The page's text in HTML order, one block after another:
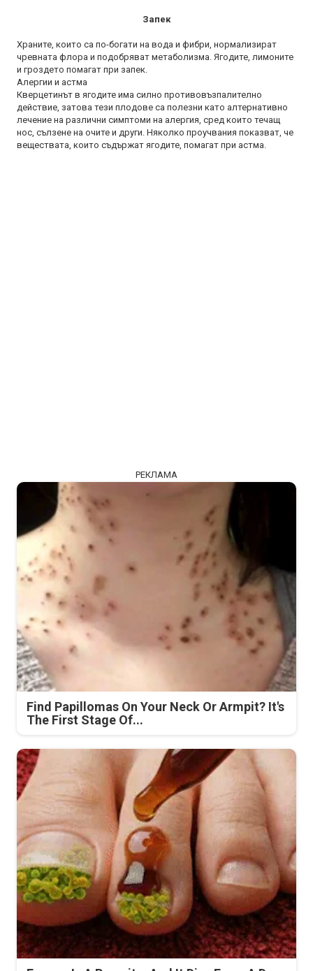
Запек
Храните, които са по-богати на вода и фибри, нормализират
чревната флора и подобряват метаболизма. Ягодите, лимоните
и гроздето помагат при запек.
Алергии и астма
Кверцетинът в ягодите има силно противовъзпалително
действие, затова тези плодове са полезни като алтернативно
лечение на различни симптоми на алергия, сред които течащ
нос, сълзене на очите и други. Няколко проучвания показват, че
веществата, които съдържат ягодите, помагат при астма.
РЕКЛАМА
Find Papillomas On Your Neck Or Armpit? It's
The First Stage Of...